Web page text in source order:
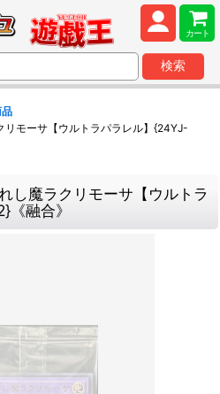
カート
検索
リモーサ【ウルトラパラレル】{24YJ-
し魔ラクリモーサ【ウルトラ
融合》